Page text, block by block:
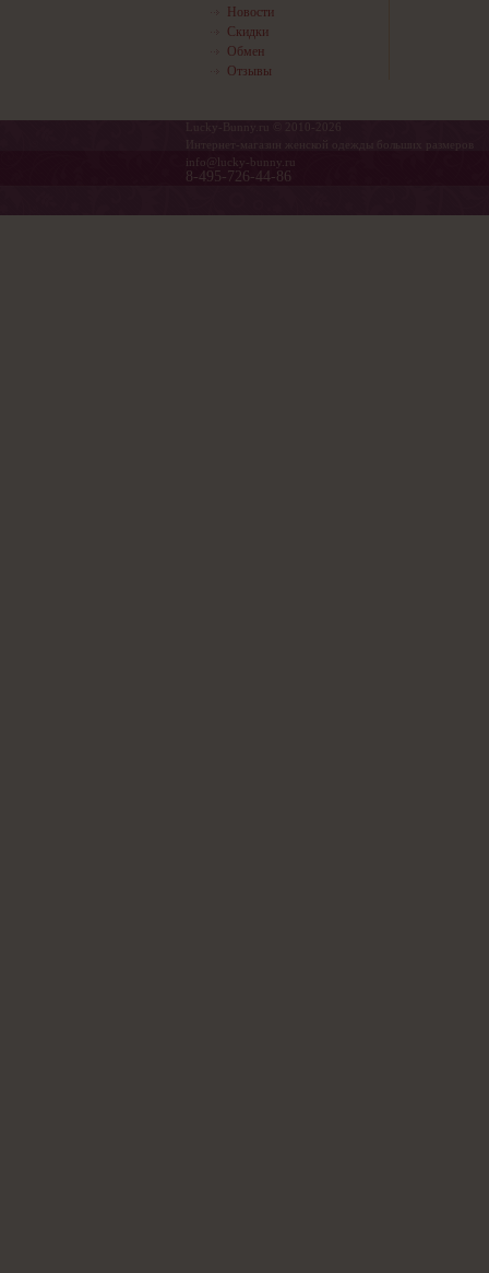
Новости
Скидки
Обмен
Отзывы
Интернет-магазин женской одежды больших размеров
info@lucky-bunny.ru
8-495-726-44-86